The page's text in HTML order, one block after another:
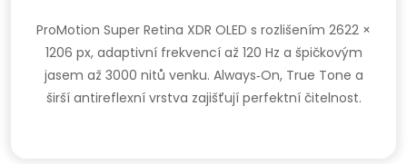
ProMotion Super Retina XDR OLED s rozlišením 2622 ×
1206 px, adaptivní frekvencí až 120 Hz a špičkovým
jasem až 3000 nitů venku. Always‑On, True Tone a
širší antireflexní vrstva zajišťují perfektní čitelnost.